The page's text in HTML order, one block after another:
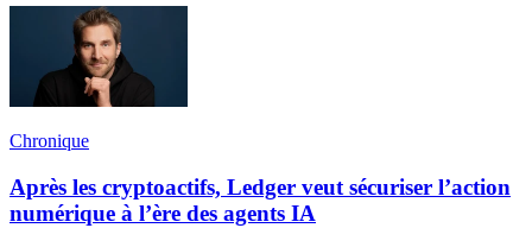
Chronique
Après les cryptoactifs, Ledger veut sécuriser l’action
numérique à l’ère des agents IA